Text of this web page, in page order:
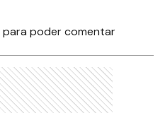
para poder comentar